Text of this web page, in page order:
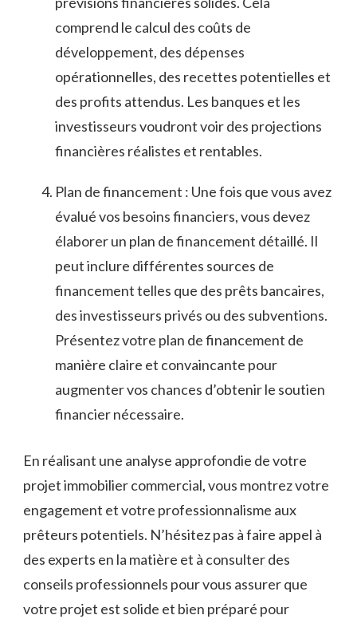
comprend le calcul des coûts de
développement, des dépenses
opérationnelles, des ⁣recettes potentielles ⁣et
des profits attendus.‌ Les banques et les
investisseurs voudront voir des projections
financières ⁢réalistes et‌ rentables.
Plan de financement : Une fois ⁤que vous⁤ avez
évalué vos besoins financiers, vous devez
élaborer un ​plan ⁣de financement détaillé. Il
‌peut inclure différentes sources de
financement telles‍ que des prêts‌ bancaires,
des investisseurs privés ou des subventions.
‌Présentez ‍votre plan de financement de
manière claire et convaincante ‍pour
augmenter⁤ vos ⁢chances d’obtenir le soutien
financier nécessaire.
En réalisant une ⁤analyse⁢ approfondie de votre
projet immobilier commercial, vous montrez‍ votre
engagement et votre professionnalisme aux
prêteurs ⁢potentiels. N’hésitez pas à faire appel à
des experts ⁢en la matière ‌et à ​consulter‍ des
conseils professionnels ⁣pour vous assurer que
votre ‌projet est solide et bien préparé pour